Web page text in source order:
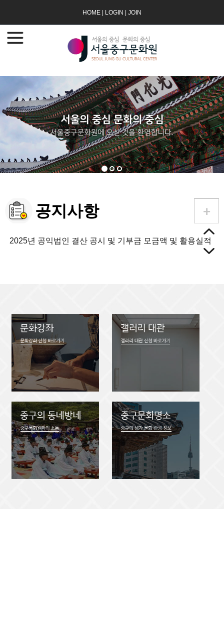
HOME LOGIN JOIN
공지사항 +
2025년 공익법인 결산 공시 및 기부금 모금액 및 활용실적